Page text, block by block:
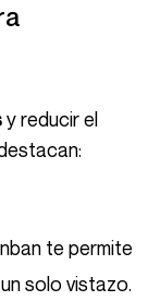
y reducir el
te permite
solo vistazo.